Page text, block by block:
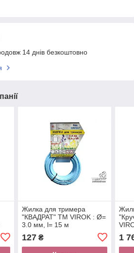
14 днів безкоштовно
Жилка для тримера
"КВАДРАТ" TM VIROK : Ø=
3.0 мм, l= 15 м
127₴ 1